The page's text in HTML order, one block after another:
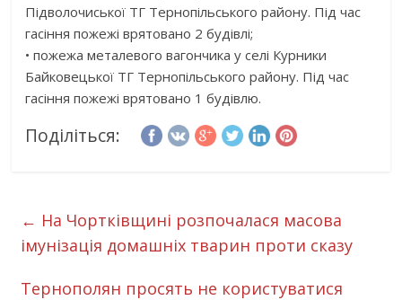
Підволочиської ТГ Тернопільського району. Під час
гасіння пожежі врятовано 2 будівлі;
• пожежа металевого вагончика у селі Курники
Байковецької ТГ Тернопільського району. Під час
гасіння пожежі врятовано 1 будівлю.
Поділіться:
← На Чортківщині розпочалася масова
імунізація домашніх тварин проти сказу
Тернополян просять не користуватися